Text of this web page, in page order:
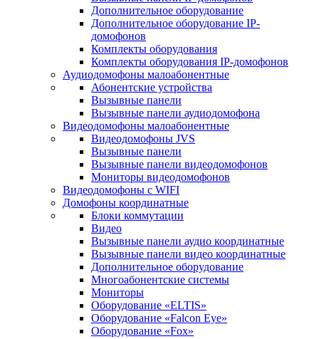
Дополнительное оборудование
Дополнительное оборудование IP-
домофонов
Комплекты оборудования
Комплекты оборудования IP-домофонов
Аудиодомофоны малоабонентные
Абонентские устройства
Вызывные панели
Вызывные панели аудиодомофона
Видеодомофоны малоабонентные
Видеодомофоны JVS
Вызывные панели
Вызывные панели видеодомофонов
Мониторы видеодомофонов
Видеодомофоны с WIFI
Домофоны координатные
Блоки коммутации
Видео
Вызывные панели аудио координатные
Вызывные панели видео координатные
Дополнительное оборудование
Многоабонентские системы
Мониторы
Оборудование «ELTIS»
Оборудование «Falcon Eye»
Оборудование «Fox»